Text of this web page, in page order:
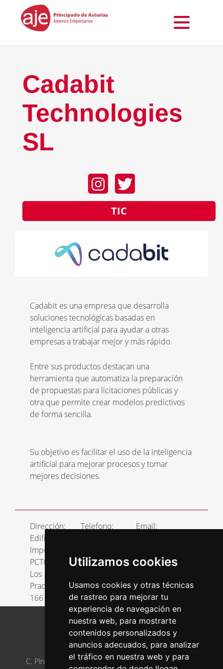
Utilizamos cookies
Usamos cookies y otras técnicas
de rastreo para mejorar tu
experiencia de navegación en
nuestra web, para mostrarte
contenidos personalizados y
anuncios adecuados, para analizar
el tráfico en nuestra web y para
Cadabit
Technologies
SL
TIC
Cadabit es una empresa que desarrolla
soluciones tecnológicas basadas en
inteligencia artificial para ayudar a otras
empresas a trabajar mejor y más rápido.
Entre sus productos destacan una
herramienta que automatiza la preparación
de propuestas para licitaciones públicas y
otra que permite crear modelos predictivos
de forma sencilla.
Su objetivo es facilitar el uso de la inteligencia
artificial para mejorar procesos y tomar
mejores decisiones.
Dirección:
Edificio
Impulsa
PCTG-C
Los
Prados
166
Telefono:
Email:
AJE ASTURIAS
C. Pintor Luis Fernández, 2, 33005 Oviedo, Asturias